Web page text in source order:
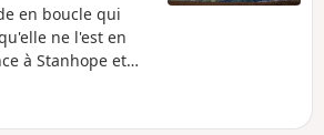
en boucle qui
ne l'est en
à Stanhope et
où le calcaire
vers les